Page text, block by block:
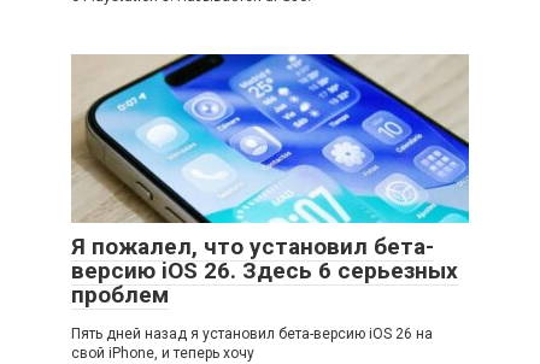
Я пожалел, что установил бета-
версию iOS 26. Здесь 6 серьезных
проблем
Пять дней назад я установил бета-версию iOS 26 на
свой iPhone, и теперь хочу